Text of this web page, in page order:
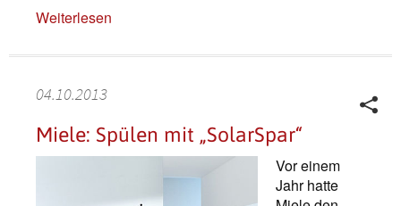
Weiterlesen
04.10.2013
Miele: Spülen mit „SolarSpar“
Vor einem
Jahr hatte